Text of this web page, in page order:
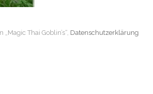
Thai Goblin’s“, Datenschutzerklärung